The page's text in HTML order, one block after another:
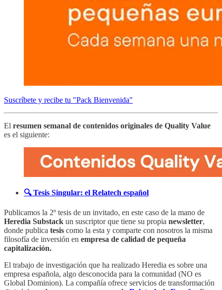
Suscríbete y recibe tu "Pack Bienvenida"
El resumen semanal de contenidos originales de Quality Value
es el siguiente:
🔍 Tesis Singular: el Relatech español
Publicamos la 2º tesis de un invitado, en este caso de la mano de
Heredia Substack un suscriptor que tiene su propia newsletter,
donde publica tesis como la esta y comparte con nosotros la misma
filosofía de inversión en empresa de calidad de pequeña
capitalización.
El trabajo de investigación que ha realizado Heredia es sobre una
empresa española, algo desconocida para la comunidad (NO es
Global Dominion). La compañía ofrece servicios de transformación